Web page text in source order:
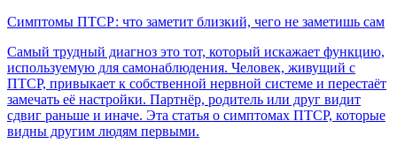
Симптомы ПТСР: что заметит близкий, чего не заметишь сам
Самый трудный диагноз это тот, который искажает функцию,
используемую для самонаблюдения. Человек, живущий с
ПТСР, привыкает к собственной нервной системе и перестаёт
замечать её настройки. Партнёр, родитель или друг видит
сдвиг раньше и иначе. Эта статья о симптомах ПТСР, которые
видны другим людям первыми.